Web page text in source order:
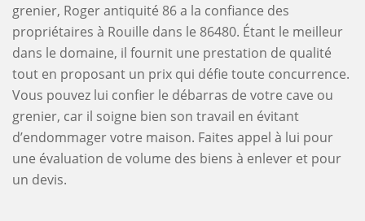
grenier, Roger antiquité 86 a la confiance des
propriétaires à Rouille dans le 86480. Étant le meilleur
dans le domaine, il fournit une prestation de qualité
tout en proposant un prix qui défie toute concurrence.
Vous pouvez lui confier le débarras de votre cave ou
grenier, car il soigne bien son travail en évitant
d’endommager votre maison. Faites appel à lui pour
une évaluation de volume des biens à enlever et pour
un devis.